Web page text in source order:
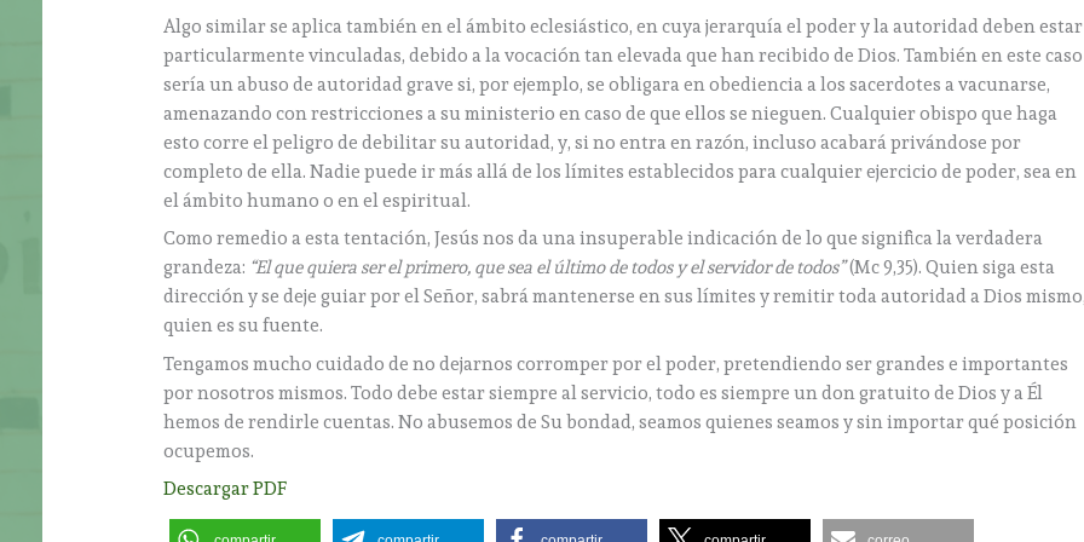
Algo similar se aplica también en el ámbito eclesiástico, en cuya jerarquía el poder y la autoridad deben estar
particularmente vinculadas, debido a la vocación tan elevada que han recibido de Dios. También en este caso
sería un abuso de autoridad grave si, por ejemplo, se obligara en obediencia a los sacerdotes a vacunarse,
amenazando con restricciones a su ministerio en caso de que ellos se nieguen. Cualquier obispo que haga
esto corre el peligro de debilitar su autoridad, y, si no entra en razón, incluso acabará privándose por
completo de ella. Nadie puede ir más allá de los límites establecidos para cualquier ejercicio de poder, sea en
el ámbito humano o en el espiritual.
Como remedio a esta tentación, Jesús nos da una insuperable indicación de lo que significa la verdadera
grandeza: “El que quiera ser el primero, que sea el último de todos y el servidor de todos”(Mc 9,35). Quien siga esta
dirección y se deje guiar por el Señor, sabrá mantenerse en sus límites y remitir toda autoridad a Dios
quien es su fuente.
Tengamos mucho cuidado de no dejarnos corromper por el poder, pretendiendo ser grandes e importantes
por nosotros mismos. Todo debe estar siempre al servicio, todo es siempre un don gratuito de Dios y a Él
hemos de rendirle cuentas. No abusemos de Su bondad, seamos quienes seamos y sin importar qué posición
ocupemos.
Descargar PDF